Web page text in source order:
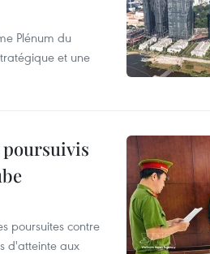
Plénum du
et une
poursuites contre
d'atteinte aux